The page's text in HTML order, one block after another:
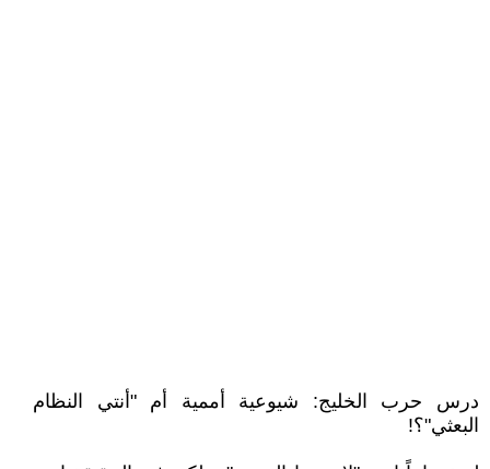
درس حرب الخليج: شيوعية أممية أم "أنتي النظام
البعثي"؟!